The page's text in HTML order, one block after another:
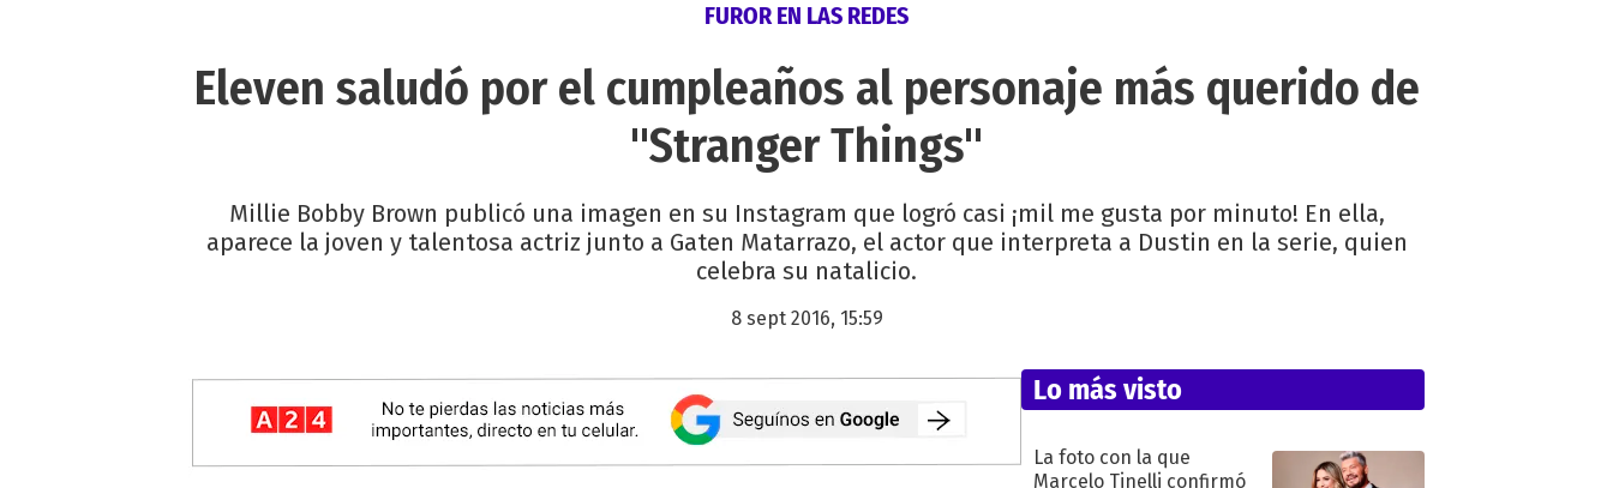
FUROR EN LAS REDES
Eleven saludó por el cumpleaños al personaje más querido de
"Stranger Things"
Millie Bobby Brown publicó una imagen en su Instagram que logró casi ¡mil me gusta por minuto! En ella,
aparece la joven y talentosa actriz junto a Gaten Matarrazo, el actor que interpreta a Dustin en la serie, quien
celebra su natalicio.
8 sept 2016, 15:59
Lo más visto
La foto con la que
Marcelo Tinelli confirmó